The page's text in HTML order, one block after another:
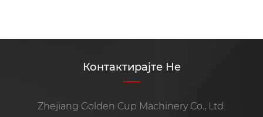
Контактирајте Не
Zhejiang Golden Cup Machinery Co., Ltd.